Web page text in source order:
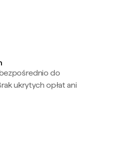
do
ukrytych opłat ani